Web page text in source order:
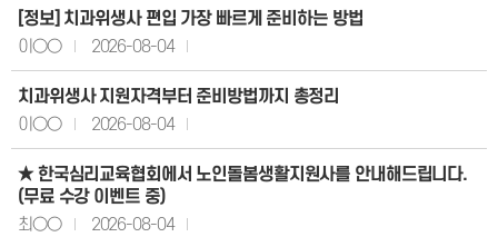
[정보] 치과위생사 편입 가장 빠르게 준비하는 방법
이○○
2026-08-04
치과위생사 지원자격부터 준비방법까지 총정리
이○○
2026-08-04
★ 한국심리교육협회에서 노인돌봄생활지원사를 안내해드립니다.
(무료 수강 이벤트 중)
최○○
2026-08-04